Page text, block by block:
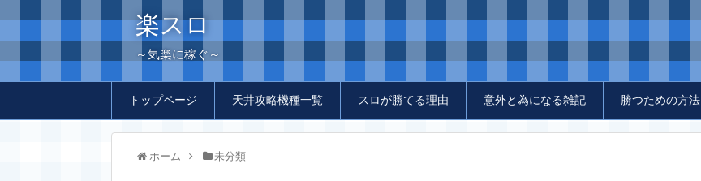
楽スロ
～気楽に稼ぐ～
トップページ 天井攻略機種一覧 スロが勝てる理由 意外と為になる雑記 勝つための方法
ホーム 未分類